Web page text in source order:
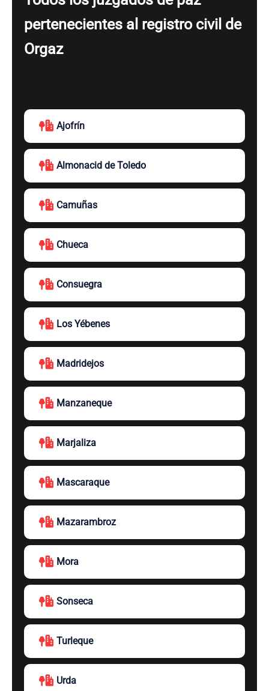
pertenecientes al registro civil de
Orgaz
Ajofrín
Almonacid de Toledo
Camuñas
Chueca
Consuegra
Los Yébenes
Madridejos
Manzaneque
Marjaliza
Mascaraque
Mazarambroz
Mora
Sonseca
Turleque
Urda